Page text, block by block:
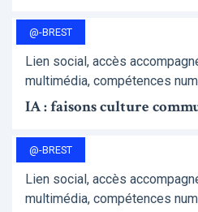
@-BREST
Lien social, accès
multimédia, compétences
IA : faisons culture
@-BREST
Lien social, accès
multimédia, compétences